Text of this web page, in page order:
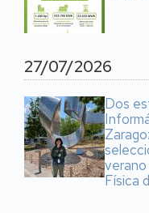
27/07/2026
Dos
Física